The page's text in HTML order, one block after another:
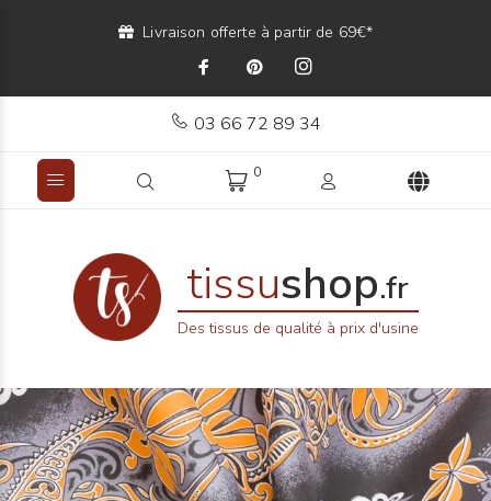
Livraison offerte à partir de 69€*
03 66 72 89 34
0
tissushop.fr
Des tissus de qualité à prix d'usine